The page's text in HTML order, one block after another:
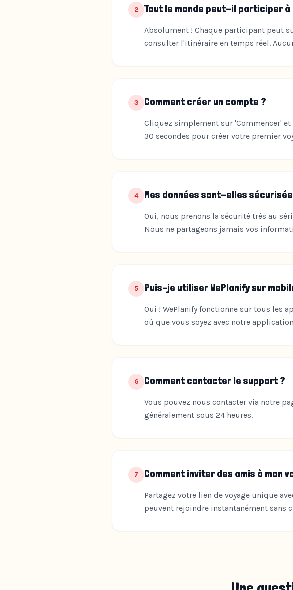
2 Tout le monde peut-il participer
Absolument ! Chaque participant peut
consulter l'itinéraire en temps réel.
3 Comment créer un compte ?
Cliquez simplement sur 'Commencer'
30 secondes pour créer votre premier
4 Mes données sont-elles
Oui, nous prenons la sécurité très au
Nous ne partageons jamais vos
5 Puis-je utiliser WePlanify sur
Oui ! WePlanify fonctionne sur tous les
où que vous soyez avec notre
6 Comment contacter le support ?
Vous pouvez nous contacter via notre
généralement sous 24 heures.
7 Comment inviter des amis à mon
Partagez votre lien de voyage unique
peuvent rejoindre instantanément sans